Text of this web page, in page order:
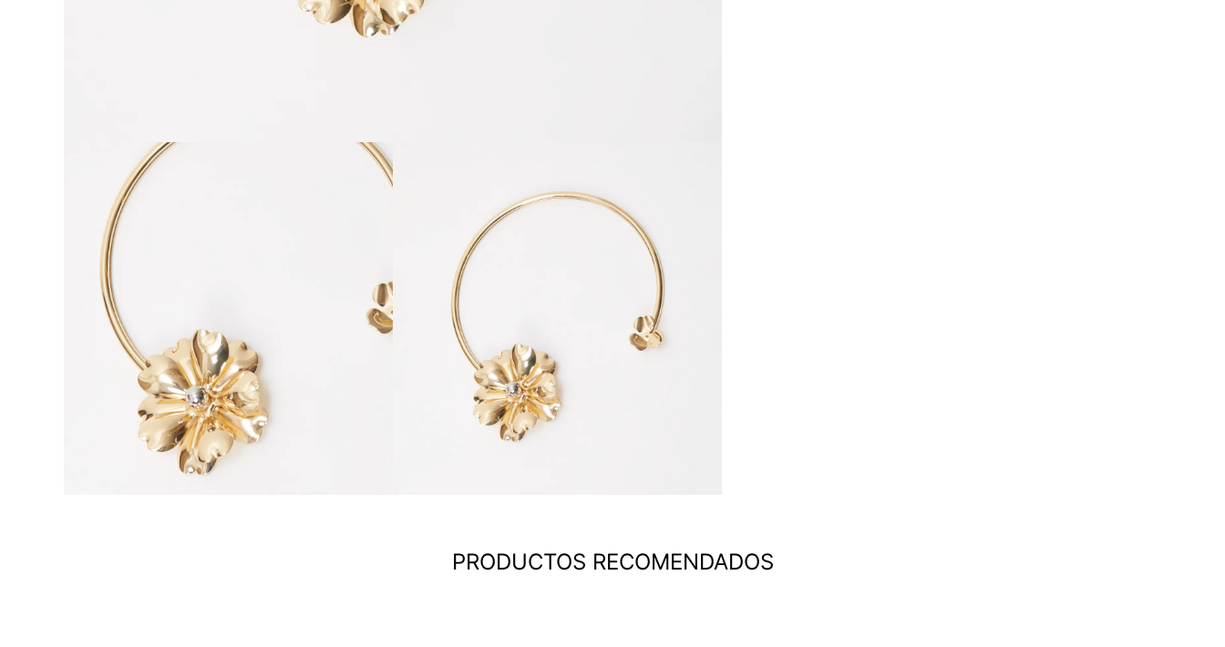
PRODUCTOS RECOMENDADOS